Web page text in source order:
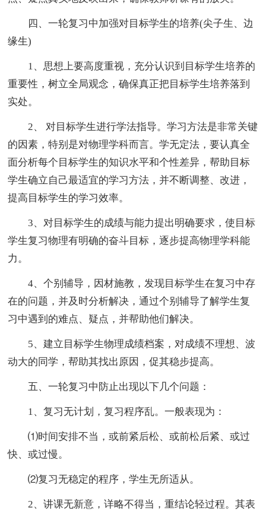
四、一轮复习中加强对目标学生的培养(尖子生、边
缘生)
1、思想上要高度重视，充分认识到目标学生培养的
重要性，树立全局观念，确保真正把目标学生培养落到
实处。
2、 对目标学生进行学法指导。学习方法是非常关键
的因素，特别是对物理学科而言。学无定法，要认真全
面分析每个目标学生的知识水平和个性差异，帮助目标
学生确立自己最适宜的学习方法，并不断调整、改进，
提高目标学生的学习效率。
3、对目标学生的成绩与能力提出明确要求，使目标
学生复习物理有明确的奋斗目标，逐步提高物理学科能
力。
4、个别辅导，因材施教，发现目标学生在复习中存
在的问题，并及时分析解决，通过个别辅导了解学生复
习中遇到的难点、疑点，并帮助他们解决。
5、建立目标学生物理成绩档案，对成绩不理想、波
动大的同学，帮助其找出原因，促其稳步提高。
五、一轮复习中防止出现以下几个问题：
1、复习无计划，复习程序乱。一般表现为：
⑴时间安排不当，或前紧后松、或前松后紧、或过
快、或过慢。
⑵复习无稳定的程序，学生无所适从。
2、讲课无新意，详略不得当，重结论轻过程。其表